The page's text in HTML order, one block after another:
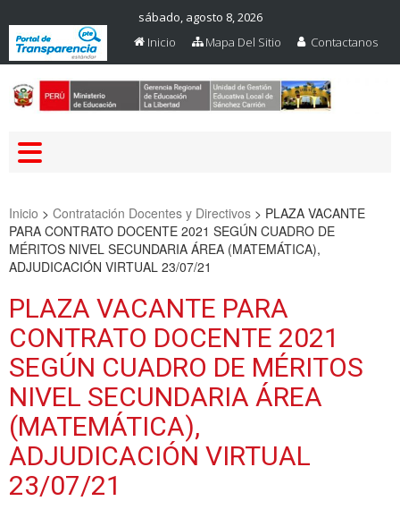
sábado, agosto 8, 2026
Inicio
Mapa Del Sitio Contactanos
Inicio > Contratación Docentes y Directivos > PLAZA VACANTE
PARA CONTRATO DOCENTE 2021 SEGÚN CUADRO DE
MÉRITOS NIVEL SECUNDARIA ÁREA (MATEMÁTICA),
ADJUDICACIÓN VIRTUAL 23/07/21
PLAZA VACANTE PARA
CONTRATO DOCENTE 2021
SEGÚN CUADRO DE MÉRITOS
NIVEL SECUNDARIA ÁREA
(MATEMÁTICA),
ADJUDICACIÓN VIRTUAL
23/07/21